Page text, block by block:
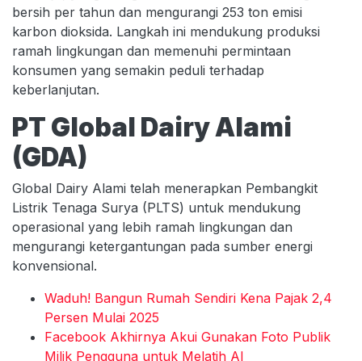
bersih per tahun dan mengurangi 253 ton emisi
karbon dioksida. Langkah ini mendukung produksi
ramah lingkungan dan memenuhi permintaan
konsumen yang semakin peduli terhadap
keberlanjutan.
PT Global Dairy Alami
(GDA)
Global Dairy Alami telah menerapkan Pembangkit
Listrik Tenaga Surya (PLTS) untuk mendukung
operasional yang lebih ramah lingkungan dan
mengurangi ketergantungan pada sumber energi
konvensional.
Waduh! Bangun Rumah Sendiri Kena Pajak 2,4
Persen Mulai 2025
Facebook Akhirnya Akui Gunakan Foto Publik
Milik Pengguna untuk Melatih AI